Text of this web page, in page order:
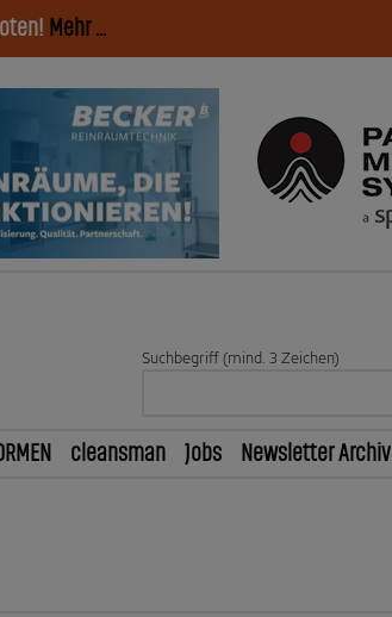
Mehr ...
Suchbegriff (mind. 3 Zeichen)
cleansman Jobs Newsletter Archiv